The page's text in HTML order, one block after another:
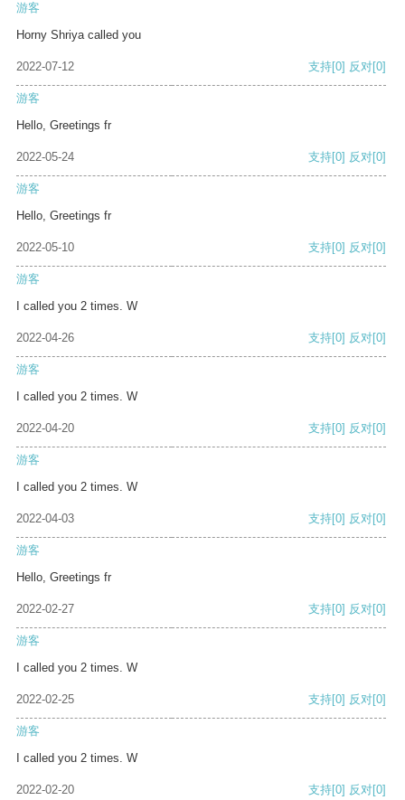
游客
Horny Shriya called you
2022-07-12 支持[0] 反对[0]
游客
Hello, Greetings fr
2022-05-24 支持[0] 反对[0]
游客
Hello, Greetings fr
2022-05-10 支持[0] 反对[0]
游客
I called you 2 times. W
2022-04-26 支持[0] 反对[0]
游客
I called you 2 times. W
2022-04-20 支持[0] 反对[0]
游客
I called you 2 times. W
2022-04-03 支持[0] 反对[0]
游客
Hello, Greetings fr
2022-02-27 支持[0] 反对[0]
游客
I called you 2 times. W
2022-02-25 支持[0] 反对[0]
游客
I called you 2 times. W
2022-02-20 支持[0] 反对[0]